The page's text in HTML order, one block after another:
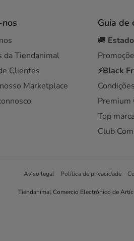
nos
da Tiendanimal
Clientes
Marketplace
Guia de
🚚
⚡Black
Premium
Top
Club
Aviso legal Política de privacidade
Tiendanimal Comercio Electrónico de